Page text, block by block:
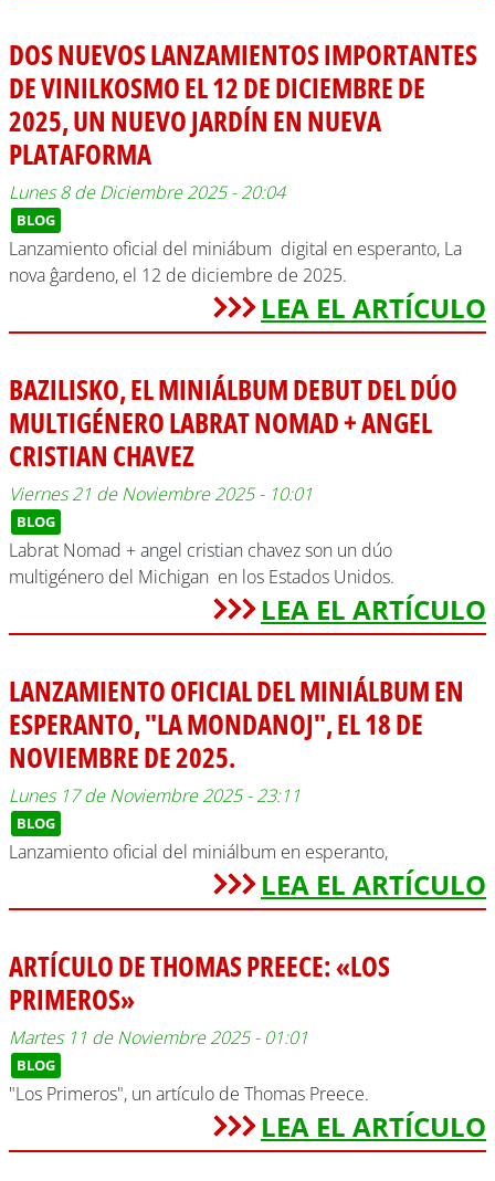
DOS NUEVOS LANZAMIENTOS IMPORTANTES
DE VINILKOSMO EL 12 DE DICIEMBRE DE
2025, UN NUEVO JARDÍN EN NUEVA
PLATAFORMA
Lunes 8 de Diciembre 2025 - 20:04
BLOG
Lanzamiento oficial del miniábum digital en esperanto, La
nova ĝardeno, el 12 de diciembre de 2025.
LEA EL ARTÍCULO
BAZILISKO, EL MINIÁLBUM DEBUT DEL DÚO
MULTIGÉNERO LABRAT NOMAD + ANGEL
CRISTIAN CHAVEZ
Viernes 21 de Noviembre 2025 - 10:01
BLOG
Labrat Nomad + angel cristian chavez son un dúo
multigénero del Michigan en los Estados Unidos.
LEA EL ARTÍCULO
LANZAMIENTO OFICIAL DEL MINIÁLBUM EN
ESPERANTO, "LA MONDANOJ", EL 18 DE
NOVIEMBRE DE 2025.
Lunes 17 de Noviembre 2025 - 23:11
BLOG
Lanzamiento oficial del miniálbum en esperanto,
LEA EL ARTÍCULO
ARTÍCULO DE THOMAS PREECE: «LOS
PRIMEROS»
Martes 11 de Noviembre 2025 - 01:01
BLOG
"Los Primeros", un artículo de Thomas Preece.
LEA EL ARTÍCULO